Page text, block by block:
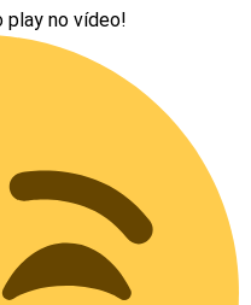
play no vídeo!